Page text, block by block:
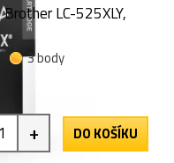
LC-525XLY,
3 body
+ DO KOŠÍKU